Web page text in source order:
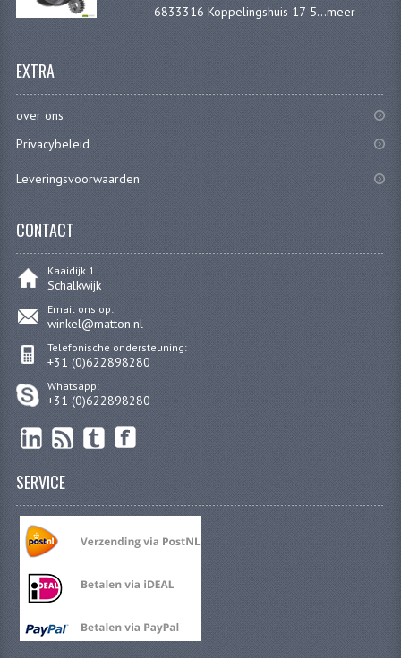
ONTSTEKINGSDELEN
SPRUITSTUKKEN EN RUBBERS
TANDWIELEN
UITLATEN
UITLAATBOCHTEN
UITLAATONDERDELEN
6833316 Koppelingshuis 17-5...meer
EXTRA
over ons
Privacybeleid
Leveringsvoorwaarden
CONTACT
Kaaidijk 1
Schalkwijk
Email ons op:
winkel@matton.nl
Telefonische ondersteuning:
+31 (0)622898280
Whatsapp:
+31 (0)622898280
SERVICE